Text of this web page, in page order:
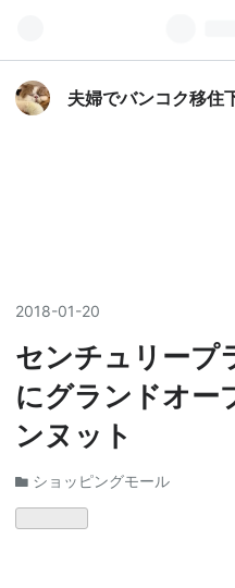
夫婦でバンコク移住
2018-01-20
センチュリープ
にグランドオー
ンヌット
ショッピングモール